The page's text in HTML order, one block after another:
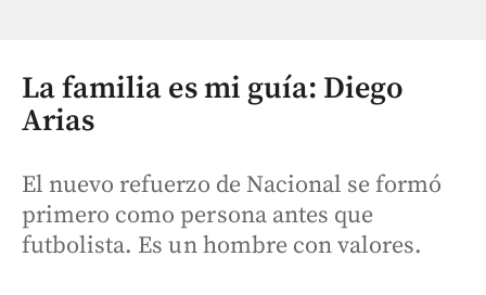
La familia es mi guía: Diego
Arias
El nuevo refuerzo de Nacional se formó
primero como persona antes que
futbolista. Es un hombre con valores.